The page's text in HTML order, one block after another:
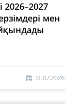
2026–2027
мен
31.07.2026